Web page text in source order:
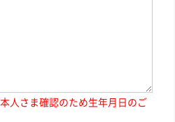
人さま確認のため生年月日のご